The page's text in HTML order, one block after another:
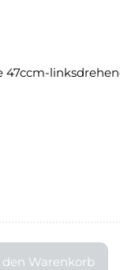
Warenkorb